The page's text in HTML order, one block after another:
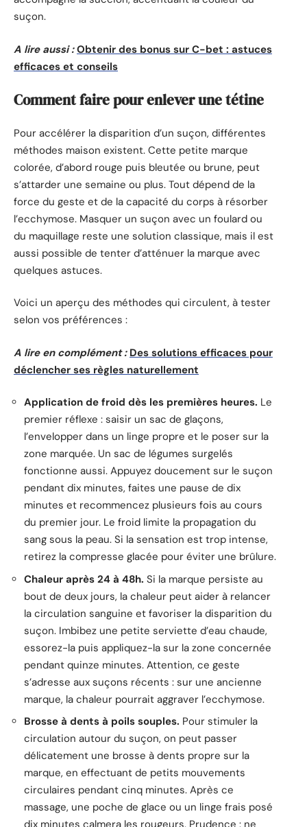
suçon.
A lire aussi : Obtenir des bonus sur C-bet : astuces
efficaces et conseils
Comment faire pour enlever une tétine
Pour accélérer la disparition d’un suçon, différentes
méthodes maison existent. Cette petite marque
colorée, d’abord rouge puis bleutée ou brune, peut
s’attarder une semaine ou plus. Tout dépend de la
force du geste et de la capacité du corps à résorber
l’ecchymose. Masquer un suçon avec un foulard ou
du maquillage reste une solution classique, mais il est
aussi possible de tenter d’atténuer la marque avec
quelques astuces.
Voici un aperçu des méthodes qui circulent, à tester
selon vos préférences :
A lire en complément : Des solutions efficaces pour
déclencher ses règles naturellement
Application de froid dès les premières heures. Le
premier réflexe : saisir un sac de glaçons,
l’envelopper dans un linge propre et le poser sur la
zone marquée. Un sac de légumes surgelés
fonctionne aussi. Appuyez doucement sur le suçon
pendant dix minutes, faites une pause de dix
minutes et recommencez plusieurs fois au cours
du premier jour. Le froid limite la propagation du
sang sous la peau. Si la sensation est trop intense,
retirez la compresse glacée pour éviter une brûlure.
Chaleur après 24 à 48h. Si la marque persiste au
bout de deux jours, la chaleur peut aider à relancer
la circulation sanguine et favoriser la disparition du
suçon. Imbibez une petite serviette d’eau chaude,
essorez-la puis appliquez-la sur la zone concernée
pendant quinze minutes. Attention, ce geste
s’adresse aux suçons récents : sur une ancienne
marque, la chaleur pourrait aggraver l’ecchymose.
Brosse à dents à poils souples. Pour stimuler la
circulation autour du suçon, on peut passer
délicatement une brosse à dents propre sur la
marque, en effectuant de petits mouvements
circulaires pendant cinq minutes. Après ce
massage, une poche de glace ou un linge frais posé